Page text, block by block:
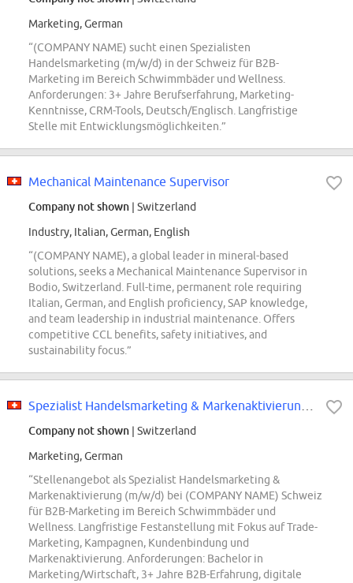
Marketing, German
“(COMPANY NAME) sucht einen Spezialisten
Handelsmarketing (m/w/d) in der Schweiz für B2B-
Marketing im Bereich Schwimmbäder und Wellness.
Anforderungen: 3+ Jahre Berufserfahrung, Marketing-
Kenntnisse, CRM-Tools, Deutsch/Englisch. Langfristige
Stelle mit Entwicklungsmöglichkeiten.”
Mechanical Maintenance Supervisor
Company not shown | Switzerland
Industry, Italian, German, English
“(COMPANY NAME), a global leader in mineral-based
solutions, seeks a Mechanical Maintenance Supervisor in
Bodio, Switzerland. Full-time, permanent role requiring
Italian, German, and English proficiency, SAP knowledge,
and team leadership in industrial maintenance. Offers
competitive CCL benefits, safety initiatives, and
sustainability focus.”
Company not shown | Switzerland
Marketing, German
“Stellenangebot als Spezialist Handelsmarketing &
Markenaktivierung (m/w/d) bei (COMPANY NAME) Schweiz
für B2B-Marketing im Bereich Schwimmbäder und
Wellness. Langfristige Festanstellung mit Fokus auf Trade-
Marketing, Kampagnen, Kundenbindung und
Markenaktivierung. Anforderungen: Bachelor in
Marketing/Wirtschaft, 3+ Jahre B2B-Erfahrung, digitale